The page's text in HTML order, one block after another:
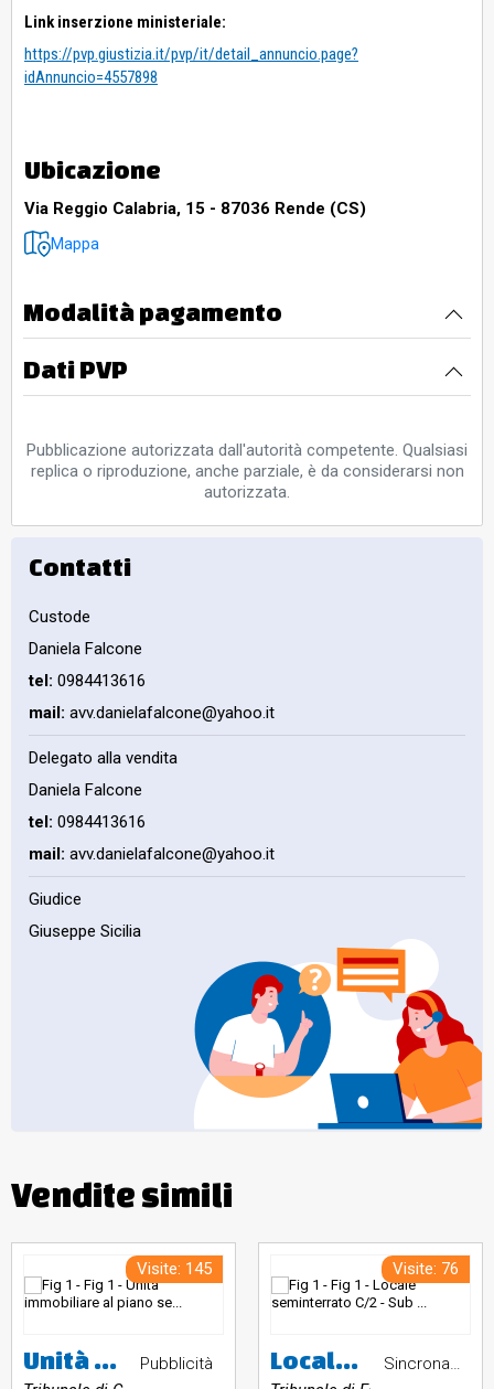
Link inserzione ministeriale:
https://pvp.giustizia.it/pvp/it/detail_annuncio.page?
idAnnuncio=4557898
Ubicazione
Via Reggio Calabria, 15 - 87036 Rende (CS)
Mappa
Modalità pagamento
Dati PVP
Pubblicazione autorizzata dall'autorità competente. Qualsiasi
replica o riproduzione, anche parziale, è da considerarsi non
autorizzata.
Contatti
Custode
Daniela Falcone
tel: 0984413616
mail: avv.danielafalcone@yahoo.it
Delegato alla vendita
Daniela Falcone
tel: 0984413616
mail: avv.danielafalcone@yahoo.it
Giudice
Giuseppe Sicilia
Vendite simili
Visite: 145
Unità immobiliare al piano seminterrato, costituita da una cantina/dispensa, un bagnetto privo di aperture, una tavernetta in cui è presente un caminetto, un ambiente adibito a deposito e sala hobby. Dall’esterno si accede all’intercapedine/ locale di sgombero non rifinita utilizzata come deposito. È da sottoporre a sanatoria urbanistico strutturale. La sanatoria strutturale va ad interessare l’intero fabbricato. Pubblicità
Visite: 76
Locale seminterrato C/2 - Sub 17 - Bari Via Sagarriga Visconti 172